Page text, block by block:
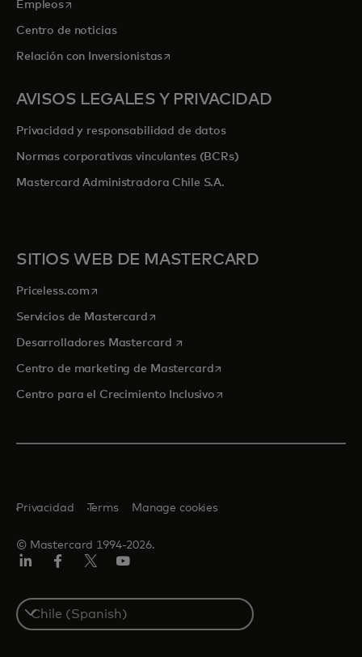
Empleosse abre en una pestaña nueva
Centro de noticias
Relación con Inversionistasse abre en una pestaña nueva
AVISOS LEGALES Y PRIVACIDAD
Privacidad y responsabilidad de datos
Normas corporativas vinculantes (BCRs)
Mastercard Administradora Chile S.A.
SITIOS WEB DE MASTERCARD
Priceless.com se abre en una pestaña nueva
Servicios de Mastercardse abre en una pestaña nueva
Desarrolladores Mastercard se abre en una pestaña nueva
Centro de marketing de Mastercardse abre en una pestaña
Centro para el Crecimiento Inclusivose abre en una pestaña
© Mastercard 1994-2026.
Privacidad Terms Manage cookies
Select
a
country